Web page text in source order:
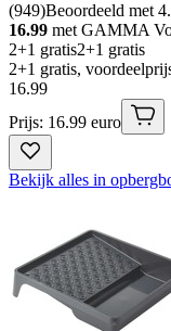
(949)Beoordeeld met
16.99 met GAMMA
2+1 gratis2+1 gratis
2+1 gratis,
16.99
Prijs: 16.99 euro
Bekijk alles in